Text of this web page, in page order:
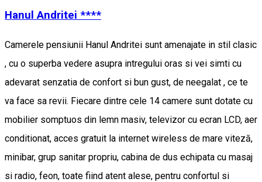
Hanul Andritei ****
Camerele pensiunii Hanul Andritei sunt amenajate in stil clasic
, cu o superba vedere asupra intregului oras si vei simti cu
adevarat senzatia de confort si bun gust, de neegalat , ce te
va face sa revii. Fiecare dintre cele 14 camere sunt dotate cu
mobilier somptuos din lemn masiv, televizor cu ecran LCD, aer
conditionat, acces gratuit la internet wireless de mare viteză,
minibar, grup sanitar propriu, cabina de dus echipata cu masaj
si radio, feon, toate fiind atent alese, pentru confortul si